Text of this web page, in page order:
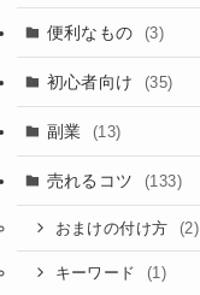
便利なもの (3)
初心者向け (35)
副業 (13)
売れるコツ (133)
おまけの付け方 (2)
キーワード (1)